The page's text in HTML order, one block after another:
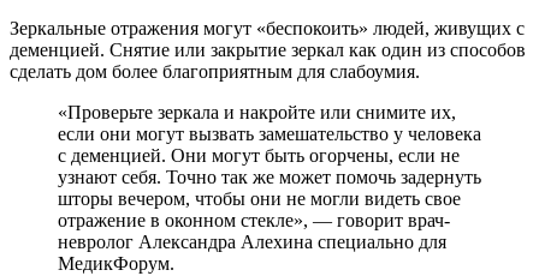
Зеркальные отражения могут «беспокоить» людей, живущих с
деменцией. Снятие или закрытие зеркал как один из способов
сделать дом более благоприятным для слабоумия.
«Проверьте зеркала и накройте или снимите их,
если они могут вызвать замешательство у человека
с деменцией. Они могут быть огорчены, если не
узнают себя. Точно так же может помочь задернуть
шторы вечером, чтобы они не могли видеть свое
отражение в оконном стекле», — говорит врач-
невролог Александра Алехина специально для
МедикФорум.